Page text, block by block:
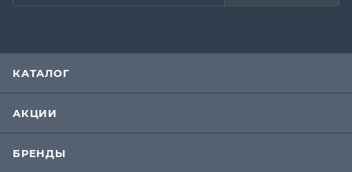
КАТАЛОГ
АКЦИИ
БРЕНДЫ